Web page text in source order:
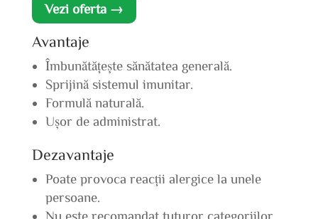
Vezi oferta →
Avantaje
Îmbunătățește sănătatea generală.
Sprijină sistemul imunitar.
Formulă naturală.
Ușor de administrat.
Dezavantaje
Poate provoca reacții alergice la unele
persoane.
Nu este recomandat tuturor categoriilor